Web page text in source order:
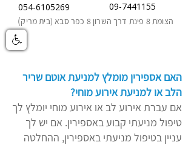
הצומת 8 פינת דרך השרון 8 כפר סבא (בית מריק )
054-6105269 09-7441155
האם אספירין מומלץ למניעת אוטם שריר
הלב או למניעת אירוע מוחי?
אם עברת אירוע לב או אירוע מוחי יומלץ לך
טיפול מניעתי קבוע באספירין. אם יש לך
עניין בטיפול מניעתי באספירין, ההחלטה